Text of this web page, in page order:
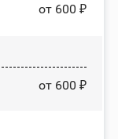
от 600 ₽
от 600 ₽